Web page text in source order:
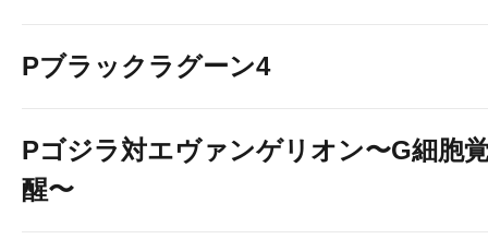
Pブラックラグーン4
Pゴジラ対エヴァンゲリオン〜G細胞
醒〜